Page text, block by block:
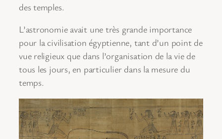
des temples.
L’astronomie avait une très grande importance
pour la civilisation égyptienne, tant d’un point de
vue religieux que dans l’organisation de la vie de
tous les jours, en particulier dans la mesure du
temps.